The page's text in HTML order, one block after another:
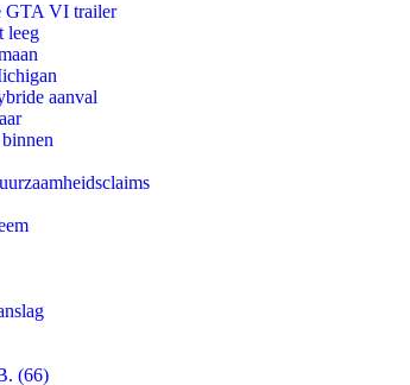
GTA VI trailer
leeg
aanval
(66)